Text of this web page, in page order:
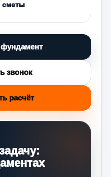
сметы
звонок
расчёт